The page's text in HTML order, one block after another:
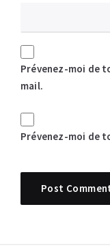
Prévenez-moi de
mail.
Prévenez-moi de